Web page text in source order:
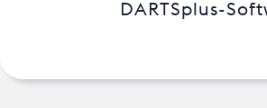
DARTSplus-